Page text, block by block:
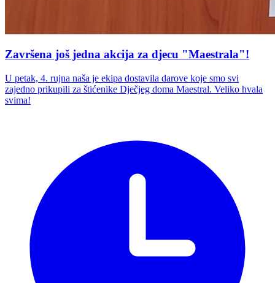
Završena još jedna akcija za djecu "Maestrala"!
U petak, 4. rujna naša je ekipa dostavila darove koje smo svi
zajedno prikupili za štićenike Dječjeg doma Maestral. Veliko hvala
svima!